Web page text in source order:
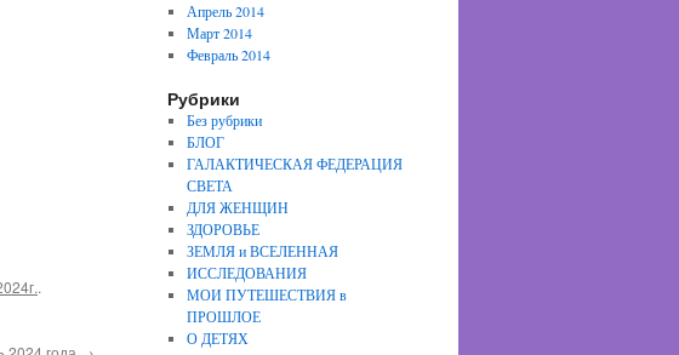
.
Апрель 2014
Март 2014
Февраль 2014
Рубрики
Без рубрики
БЛОГ
ГАЛАКТИЧЕСКАЯ ФЕДЕРАЦИЯ
СВЕТА
ДЛЯ ЖЕНЩИН
ЗДОРОВЬЕ
ЗЕМЛЯ и ВСЕЛЕННАЯ
ИССЛЕДОВАНИЯ
МОИ ПУТЕШЕСТВИЯ в
ПРОШЛОЕ
О ДЕТЯХ